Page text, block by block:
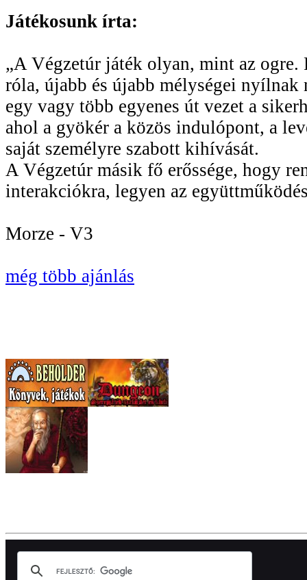
Játékosunk írta:
„A Végzetúr játék olyan, mint az
róla, újabb és újabb mélységei
egy vagy több egyenes út vezet a
ahol a gyökér a közös indulópont, a
saját személyre szabott kihívását.
A Végzetúr másik fő erőssége, hogy
interakciókra, legyen az
Morze - V3
még több ajánlás